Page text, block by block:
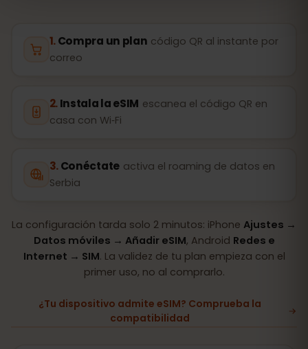
Compra un plan código QR al instante por
correo
Instala la eSIM escanea el código QR en
casa con Wi‑Fi
Conéctate activa el roaming de datos en
Serbia
La configuración tarda solo 2 minutos: iPhone Ajustes →
Datos móviles → Añadir eSIM, Android Redes e
Internet → SIM. La validez de tu plan empieza con el
primer uso, no al comprarlo.
¿Tu dispositivo admite eSIM? Comprueba la
compatibilidad